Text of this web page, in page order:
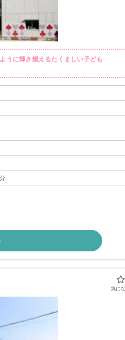
うに輝き燃えるたくましい子ども